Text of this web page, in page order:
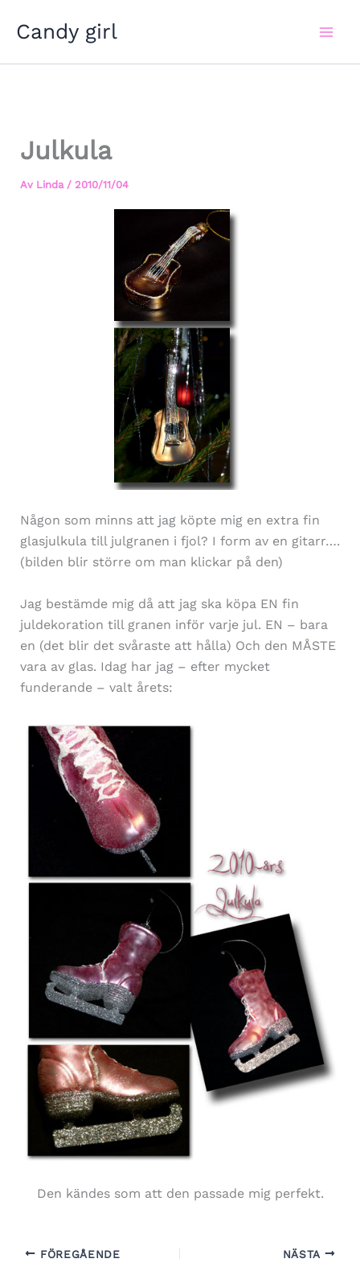
Candy girl
Julkula
Av Linda / 2010/11/04
Någon som minns att jag köpte mig en extra fin
glasjulkula till julgranen i fjol? I form av en gitarr….
(bilden blir större om man klickar på den)
Jag bestämde mig då att jag ska köpa EN fin
juldekoration till granen inför varje jul. EN – bara
en (det blir det svåraste att hålla) Och den MÅSTE
vara av glas. Idag har jag – efter mycket
funderande – valt årets:
Den kändes som att den passade mig perfekt.
FÖREGÅENDE NÄSTA